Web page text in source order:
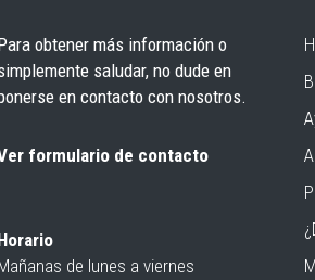
obtener más información o
saludar, no dude en
en contacto con nosotros.
formulario de contacto
de lunes a viernes